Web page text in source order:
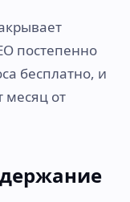
постепенно
бесплатно, и
месяц от